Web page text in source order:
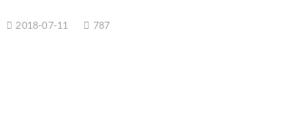
2018-07-11 787